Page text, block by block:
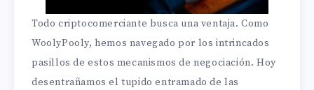
Todo criptocomerciante busca una ventaja. Como
WoolyPooly, hemos navegado por los intrincados
pasillos de estos mecanismos de negociación. Hoy
desentrañamos el tupido entramado de las